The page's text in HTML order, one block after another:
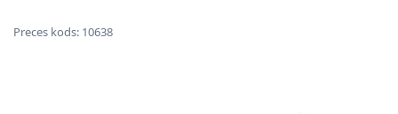
Preces kods: 10638